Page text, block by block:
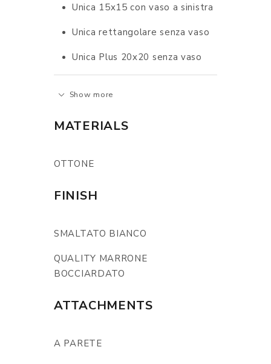
Unica 15x15 con vaso a sinistra
Unica rettangolare senza vaso
Unica Plus 20x20 senza vaso
Show more
MATERIALS
OTTONE
FINISH
SMALTATO BIANCO
QUALITY MARRONE
BOCCIARDATO
ATTACHMENTS
A PARETE